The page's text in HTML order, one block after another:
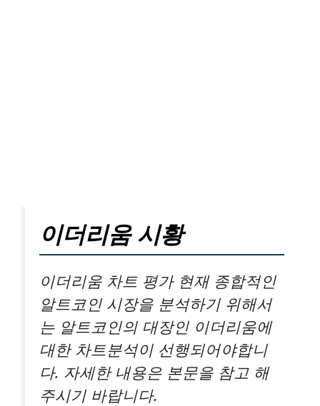
이더리움 시황
이더리움 차트 평가 현재 종합적인
알트코인 시장을 분석하기 위해서
는 알트코인의 대장인 이더리움에
대한 차트분석이 선행되어야합니
다. 자세한 내용은 본문을 참고 해
주시기 바랍니다.